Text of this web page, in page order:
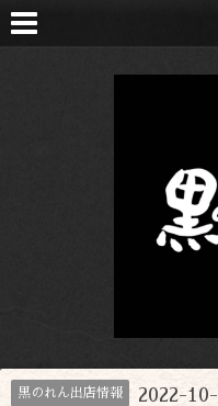
黒のれん出店情報
2022-